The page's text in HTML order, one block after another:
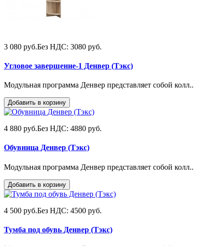
3 080 руб.Без НДС: 3080 руб.
Угловое завершение-1 Денвер (Тэкс)
Модульная программа Денвер представляет собой колл..
Добавить в корзину
4 880 руб.Без НДС: 4880 руб.
Обувница Денвер (Тэкс)
Модульная программа Денвер представляет собой колл..
Добавить в корзину
4 500 руб.Без НДС: 4500 руб.
Тумба под обувь Денвер (Тэкс)